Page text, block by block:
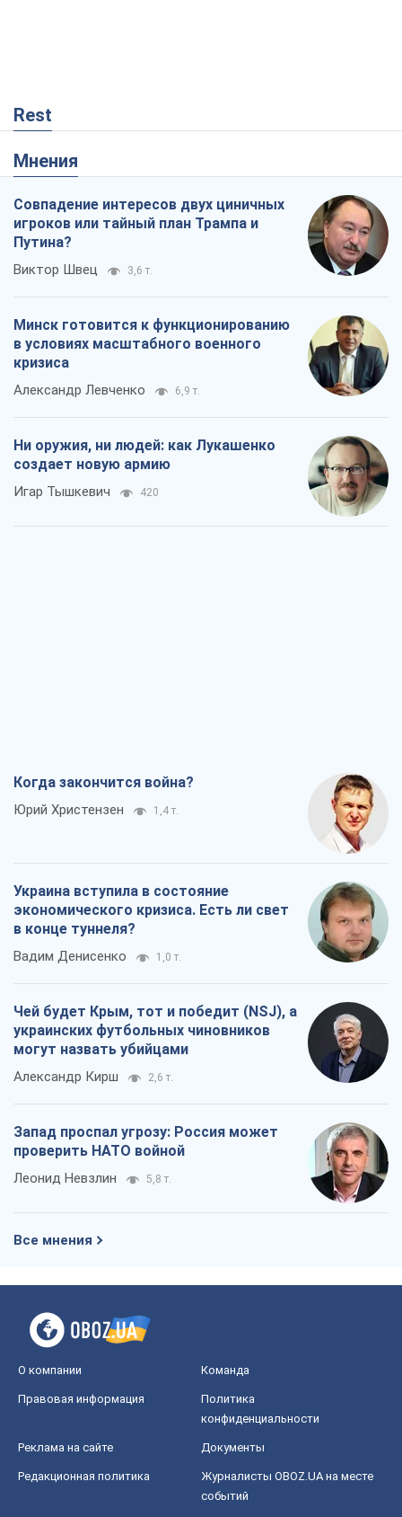
Rest
Мнения
Совпадение интересов двух циничных
игроков или тайный план Трампа и
Путина?
Виктор Швец 3,6 т.
Минск готовится к функционированию
в условиях масштабного военного
кризиса
Александр Левченко 6,9 т.
Ни оружия, ни людей: как Лукашенко
создает новую армию
Игар Тышкевич 420
Когда закончится война?
Юрий Христензен 1,4 т.
Украина вступила в состояние
экономического кризиса. Есть ли свет
в конце туннеля?
Вадим Денисенко 1,0 т.
Чей будет Крым, тот и победит (NSJ), а
украинских футбольных чиновников
могут назвать убийцами
Александр Кирш 2,6 т.
Запад проспал угрозу: Россия может
проверить НАТО войной
Леонид Невзлин 5,8 т.
Все мнения
О компании Команда
Правовая информация
Политика
конфиденциальности
Реклама на сайте Документы
Редакционная политика
Журналисты OBOZ.UA на месте
событий